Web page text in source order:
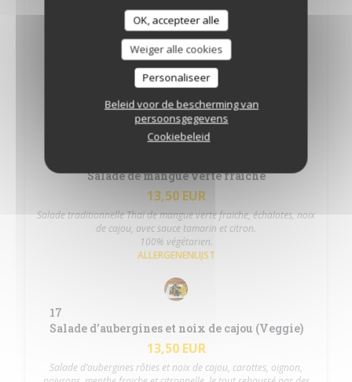
OK, accepteer alle
Weiger alle cookies
Personaliseer
Beleid voor de bescherming van
persoonsgegevens
Cookiebeleid
12
Som Tam
13,30 EUR
Salade de papaye verte fraîche.
100% végétarien.
ALLERGENENLIJST
Salade de mangue verte fraîche
13,50 EUR
Salade traditionnelle Thaï de mangue verte fraiche, échalotes, noix
de cajou, avec sauce tamarin et citron.
100% végétarien.
ALLERGENENLIJST
17
Salade d'aubergines et noix de cajou (Veggie)
13,50 EUR
Salade d’aubergines rôties et noix de cajou, carottes, oignon,